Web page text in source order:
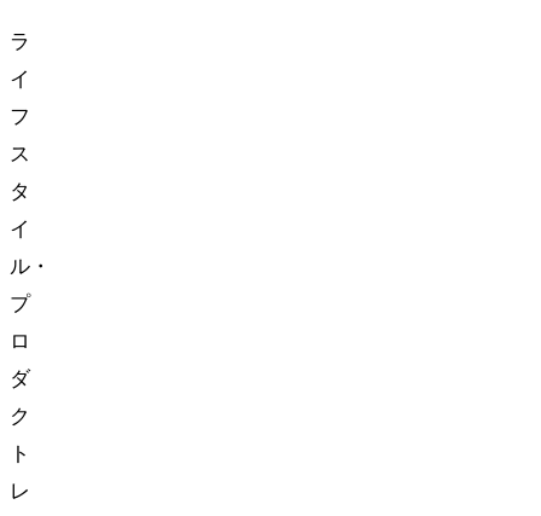
ラ
イ
フ
ス
タ
イ
ル・
プ
ロ
ダ
ク
ト
レ